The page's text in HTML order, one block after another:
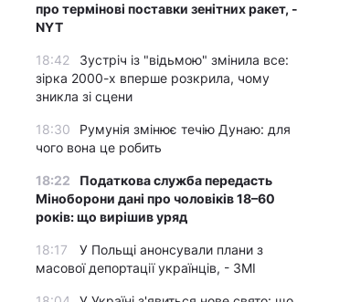
про термінові поставки зенітних ракет, -
NYT
18:42
Зустріч із "відьмою" змінила все:
зірка 2000-х вперше розкрила, чому
зникла зі сцени
18:30
Румунія змінює течію Дунаю: для
чого вона це робить
18:22
Податкова служба передасть
Міноборони дані про чоловіків 18–60
років: що вирішив уряд
18:17
У Польщі анонсували плани з
масової депортації українців, - ЗМІ